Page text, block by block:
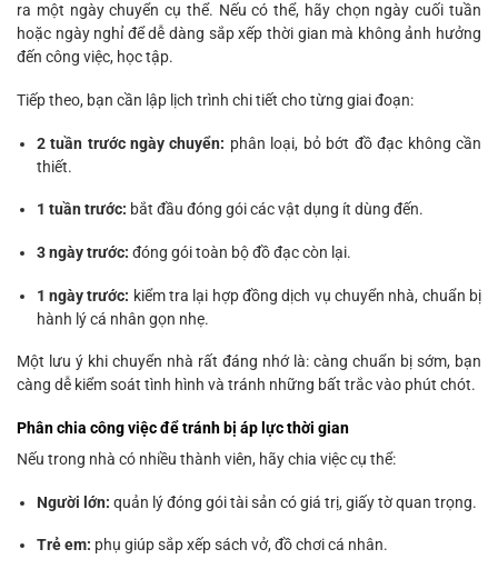
ra một ngày chuyển cụ thể. Nếu có thể, hãy chọn ngày cuối tuần
hoặc ngày nghỉ để dễ dàng sắp xếp thời gian mà không ảnh hưởng
đến công việc, học tập.
Tiếp theo, bạn cần lập lịch trình chi tiết cho từng giai đoạn:
2 tuần trước ngày chuyển: phân loại, bỏ bớt đồ đạc không cần
thiết.
1 tuần trước: bắt đầu đóng gói các vật dụng ít dùng đến.
3 ngày trước: đóng gói toàn bộ đồ đạc còn lại.
1 ngày trước: kiểm tra lại hợp đồng dịch vụ chuyển nhà, chuẩn bị
hành lý cá nhân gọn nhẹ.
Một lưu ý khi chuyển nhà rất đáng nhớ là: càng chuẩn bị sớm, bạn
càng dễ kiểm soát tình hình và tránh những bất trắc vào phút chót.
Phân chia công việc để tránh bị áp lực thời gian
Nếu trong nhà có nhiều thành viên, hãy chia việc cụ thể:
Người lớn: quản lý đóng gói tài sản có giá trị, giấy tờ quan trọng.
Trẻ em: phụ giúp sắp xếp sách vở, đồ chơi cá nhân.